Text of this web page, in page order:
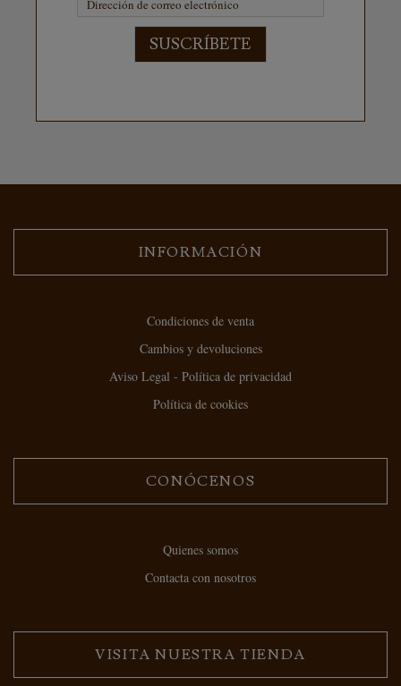
SUSCRÍBETE
INFORMACIÓN
Condiciones de venta
Cambios y devoluciones
Aviso Legal - Política de privacidad
Política de cookies
CONÓCENOS
Quienes somos
Contacta con nosotros
VISITA NUESTRA TIENDA